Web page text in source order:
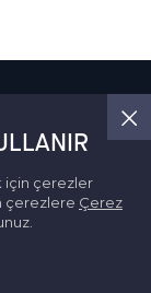
için çerezler
çerezlere Çerez